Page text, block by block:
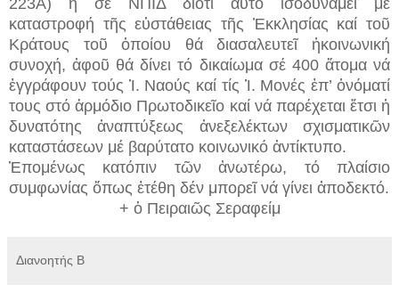
καταστροφή τῆς εὐστάθειας τῆς Ἐκκλησίας καί τοῦ
Κράτους τοῦ ὁποίου θά διασαλευτεῖ ἡκοινωνική
συνοχή, ἀφοῦ θά δίνει τό δικαίωμα σέ 400 ἄτομα νά
ἐγγράφουν τούς Ἱ. Ναούς καί τίς Ἱ. Μονές ἐπ’ ὀνόματί
τους στό ἁρμόδιο Πρωτοδικεῖο καί νά παρέχεται ἔτσι ἡ
δυνατότης ἀναπτύξεως ἀνεξελέκτων σχισματικῶν
καταστάσεων μέ βαρύτατο κοινωνικό ἀντίκτυπο.
Ἑπομένως κατόπιν τῶν ἀνωτέρω, τό πλαίσιο
συμφωνίας ὅπως ἐτέθη δέν μπορεῖ νά γίνει ἀποδεκτό.
+ ὁ Πειραιῶς Σεραφείμ
Διανοητής Β